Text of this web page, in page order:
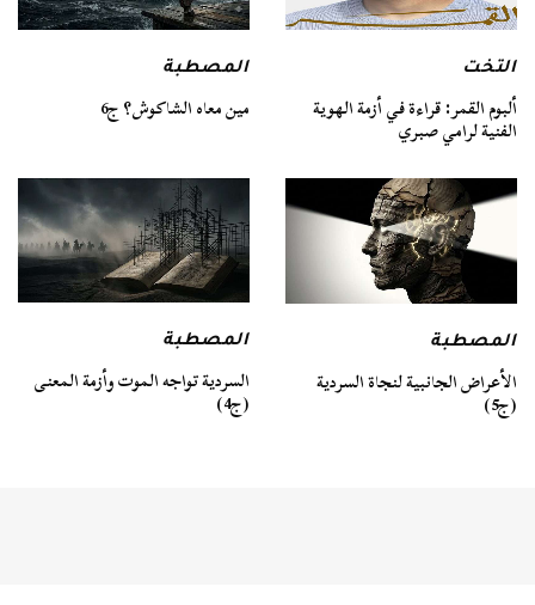
التخت
ألبوم القمر: قراءة في أزمة الهوية
الفنية لرامي صبري
المصطبة
مين معاه الشاكوش؟ ج6
المصطبة
الأعراض الجانبية لنجاة السردية
(ج5)
المصطبة
السردية تواجه الموت وأزمة المعنى
(ج4)